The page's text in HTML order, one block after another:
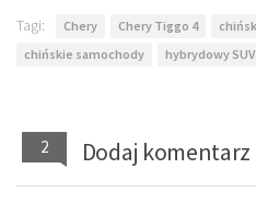
Tagi: Chery Chery Tiggo 4
chińskie samochody
hybrydowy SUV
2 Dodaj komentarz